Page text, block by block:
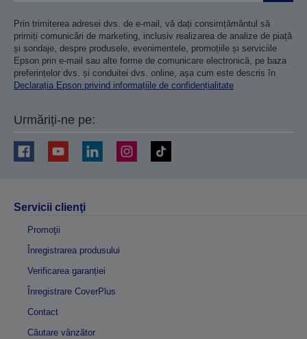
Prin trimiterea adresei dvs. de e-mail, vă dați consimțământul să
primiți comunicări de marketing, inclusiv realizarea de analize de piață
și sondaje, despre produsele, evenimentele, promoțiile și serviciile
Epson prin e-mail sau alte forme de comunicare electronică, pe baza
preferințelor dvs. și conduitei dvs. online, așa cum este descris în
Declarația Epson privind informațiile de confidențialitate
Urmăriți-ne pe:
Servicii clienţi
Promoţii
Înregistrarea produsului
Verificarea garanției
Înregistrare CoverPlus
Contact
Căutare vânzător